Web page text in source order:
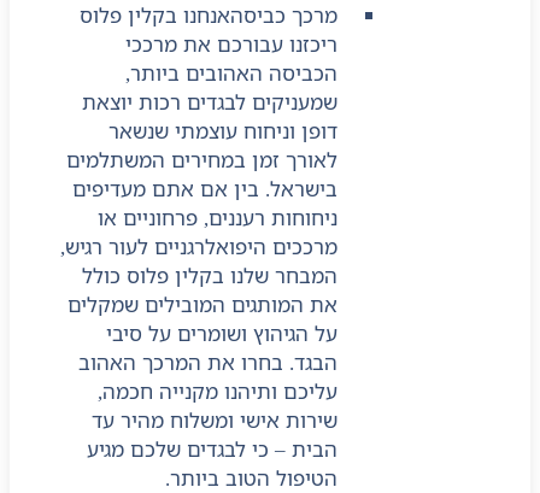
מרכך כביסהאנחנו בקלין פלוס
ריכזנו עבורכם את מרככי
הכביסה האהובים ביותר,
שמעניקים לבגדים רכות יוצאת
דופן וניחוח עוצמתי שנשאר
לאורך זמן במחירים המשתלמים
בישראל. בין אם אתם מעדיפים
ניחוחות רעננים, פרחוניים או
מרככים היפואלרגניים לעור רגיש,
המבחר שלנו בקלין פלוס כולל
את המותגים המובילים שמקלים
על הגיהוץ ושומרים על סיבי
הבגד. בחרו את המרכך האהוב
עליכם ותיהנו מקנייה חכמה,
שירות אישי ומשלוח מהיר עד
הבית – כי לבגדים שלכם מגיע
הטיפול הטוב ביותר.